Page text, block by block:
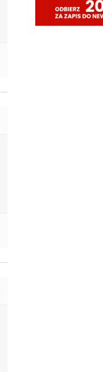
Nerazzurro90